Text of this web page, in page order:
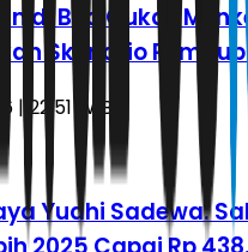
di Bea Cukai,
Skenario
| 22.51 WIB
Yudhi Sadewa: